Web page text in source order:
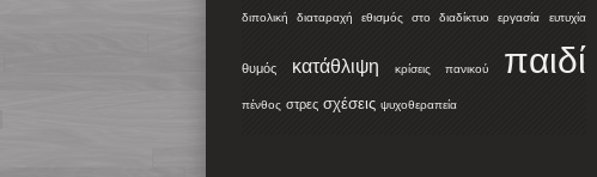
διπολική διαταραχή εθισμός στο διαδίκτυο εργασία ευτυχία
θυμός κατάθλιψη κρίσεις πανικού παιδί
πένθος στρες σχέσεις ψυχοθεραπεία